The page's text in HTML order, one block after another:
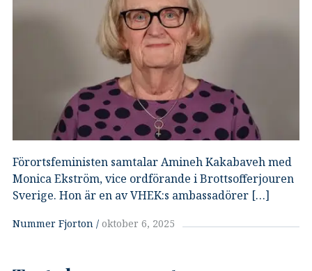
Förortsfeministen samtalar Amineh Kakabaveh med
Monica Ekström, vice ordförande i Brottsofferjouren
Sverige. Hon är en av VHEK:s ambassadörer […]
Nummer Fjorton oktober 6, 2025